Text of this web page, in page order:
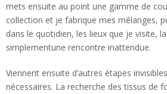
mets ensuite au point une gamme de
collection et je fabrique mes mélanges,
dans le quotidien, les lieux que je visite,
simplementune rencontre inattendue.
Viennent ensuite d’autres étapes
nécessaires. La recherche des tissus de